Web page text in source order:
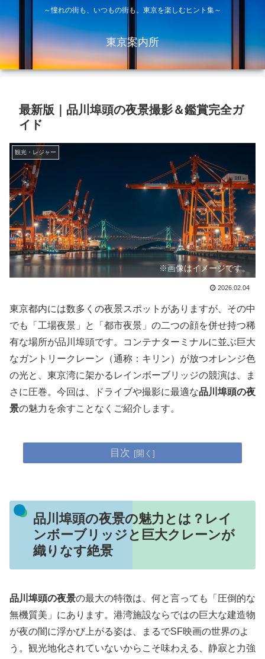
～憧れの街も、いつもの街も。東京を楽しむヒント集～
東京案内所
最新版｜品川埠頭の夜景撮影＆鑑賞完全ガ
イド
観光・レジャー
※画像はイメージです。
2026.02.04
東京都内には数多くの夜景スポットがありますが、その中
でも「工場夜景」と「都市夜景」の二つの顔を併せ持つ稀
有な場所が品川埠頭です。コンテナターミナルに並ぶ巨大
なガントリークレーン（通称：キリン）が放つオレンジ色
の光と、東京湾に架かるレインボーブリッジの競演は、ま
さに圧巻。今回は、ドライブや撮影に最適な品川埠頭の夜
景の魅力を余すことなくご紹介します。
目次
品川埠頭の夜景の魅力とは？レイ
ンボーブリッジと巨大クレーンが
織りなす絶景
品川埠頭の夜景の最大の特徴は、何と言っても「圧倒的な
無機質美」にあります。港湾施設ならではの巨大な建造物
が夜の闇に浮かび上がる姿は、まるでSF映画の世界のよ
う。観光地化されていないからこそ味わえる、静寂と力強